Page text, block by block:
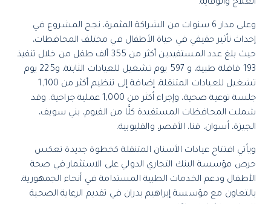
العلاج والوقاية.
وعلى مدار 6 سنوات من الشراكة المثمرة، نجح المشروع في
إحداث تأثير حقيقي في حياة الأطفال في مختلف المحافظات،
حيث بلغ عدد المستفيدين أكثر من 355 ألف طفل من خلال تنفيذ
193 قافلة طبية، و 597 يوم تشغيل للعيادات الثابتة، و225 يوم
تشغيل للعيادات المتنقلة، إضافة إلى تنظيم أكثر من 1,100
جلسة توعية صحية، وإجراء أكثر من 1,000 عملية جراحية. وقد
شملت المحافظات المستفيدة كلًّا من الفيوم، بني سويف،
الجيزة، أسوان، قنا، الأقصر، والقليوبية.
ويأتي افتتاح عيادات الأسنان المتنقلة كخطوة جديدة تعكس
حرص مؤسسة البنك التجاري الدولي على الاستثمار في صحة
الأطفال ودعم الخدمات الطبية المستدامة في أنحاء الجمهورية،
بالتعاون مع مؤسسة إبراهيم بدران في تقديم الرعاية الصحية